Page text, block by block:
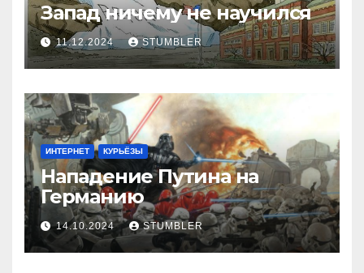
Запад ничему не научился
11.12.2024 STUMBLER
ИНТЕРНЕТ КУРЬЁЗЫ
Нападение Путина на
Германию
14.10.2024 STUMBLER